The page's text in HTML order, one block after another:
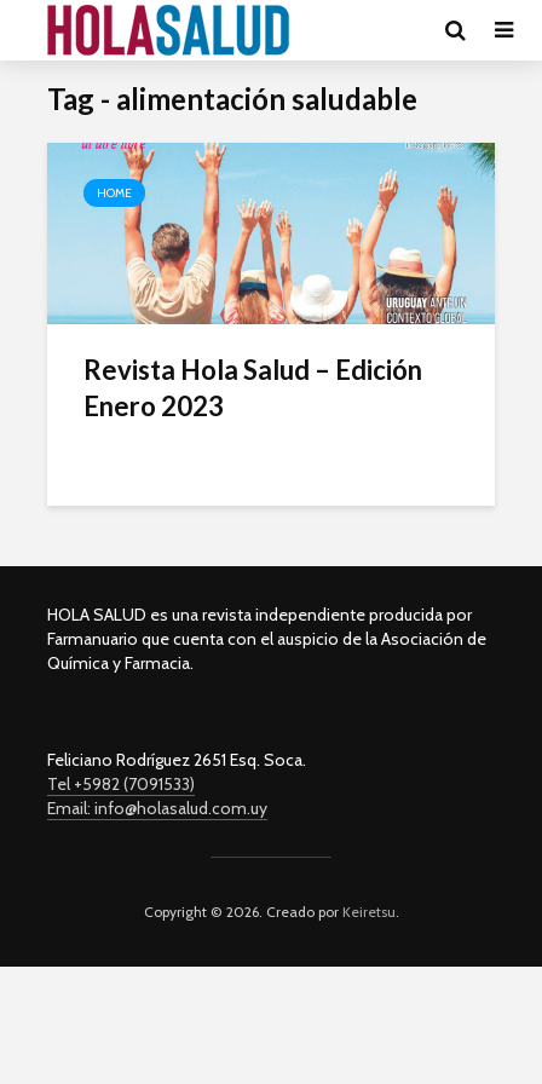
Tag - alimentación saludable
HOME
Revista Hola Salud – Edición
Enero 2023
HOLA SALUD es una revista independiente producida por
Farmanuario que cuenta con el auspicio de la Asociación de
Química y Farmacia.
Feliciano Rodríguez 2651 Esq. Soca.
Tel +5982 (7091533)
Email: info@holasalud.com.uy
Copyright © 2026. Creado porKeiretsu.